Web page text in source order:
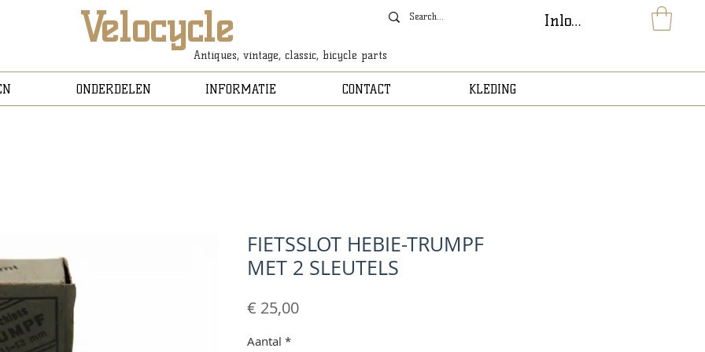
Velocycle
Antiques, vintage, classic, bicycle parts
Inloggen
ONDERDELEN INFORMATIE CONTACT KLEDING
FIETSSLOT HEBIE-TRUMPF
MET 2 SLEUTELS
€ 25,00Prijs
Aantal *